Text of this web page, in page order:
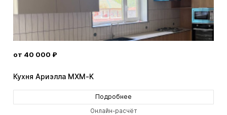
от 40 000 ₽
Кухня Ариэлла MXM-K
Подробнее
Онлайн-расчёт